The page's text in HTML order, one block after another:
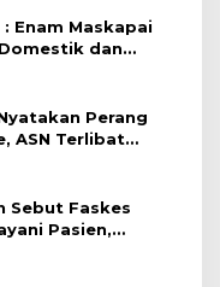
Enam Maskapai
dan
Husein
Perang
ASN Terlibat
Hormat
Sebut Faskes
Pasien,
Sanksi Tegas